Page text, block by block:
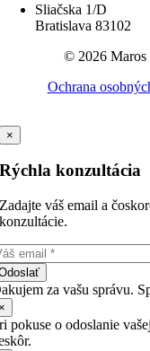
Sliačska 1/D
Bratislava 83102
© 2026 Maros
Ochrana
×
Rýchla konzultácia
Zadajte váš email a
konzultácie.
za vašu správu.
pokuse o odoslanie